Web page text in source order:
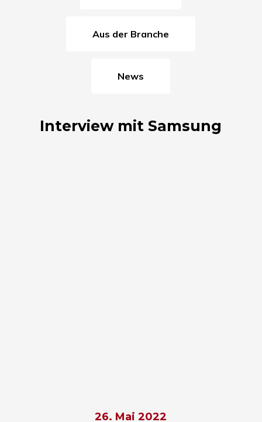
Aus der Branche
News
Interview mit Samsung
26. Mai 2022